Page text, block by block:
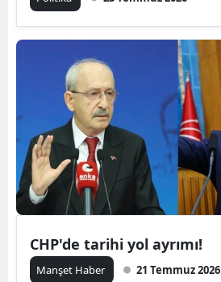
CHP'de tarihi yol ayrımı!
Manşet Haber 21 Temmuz 2026